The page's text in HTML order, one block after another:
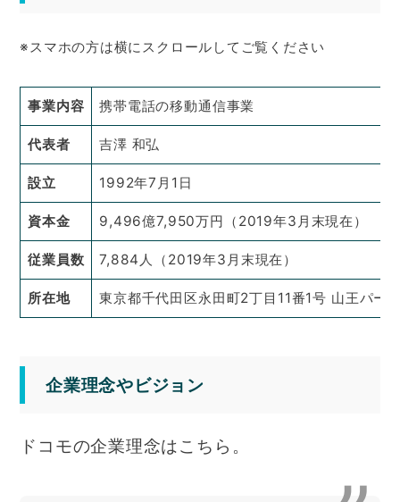
※スマホの方は横にスクロールしてご覧ください
事業内容 携帯電話の移動通信事業
代表者 吉澤 和弘
設立 1992年7月1日
資本金 9,496億7,950万円（2019年3月末現在）
従業員数 7,884人（2019年3月末現在）
所在地 東京都千代田区永田町2丁目11番1号 山王パー
企業理念やビジョン
ドコモの企業理念はこちら。